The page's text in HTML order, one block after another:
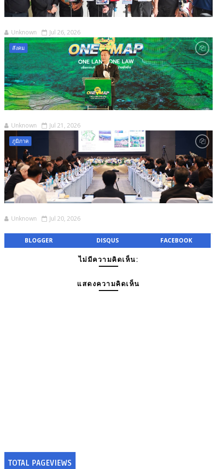
Unknown Jul 26, 2026
สังคม
Unknown Jul 21, 2026
ภูมิภาค
Unknown Jul 20, 2026
BLOGGER DISQUS FACEBOOK
ไม่มีความคิดเห็น:
แสดงความคิดเห็น
TOTAL PAGEVIEWS